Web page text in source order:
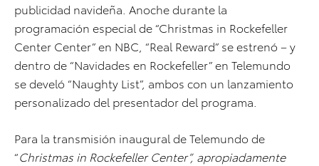
publicidad navideña. Anoche durante la
programación especial de “Christmas in Rockefeller
Center Center” en NBC, “Real Reward” se estrenó – y
dentro de “Navidades en Rockefeller” en Telemundo
se develó “Naughty List”, ambos con un lanzamiento
personalizado del presentador del programa.
Para la transmisión inaugural de Telemundo de
“Christmas in Rockefeller Center”, apropiadamente